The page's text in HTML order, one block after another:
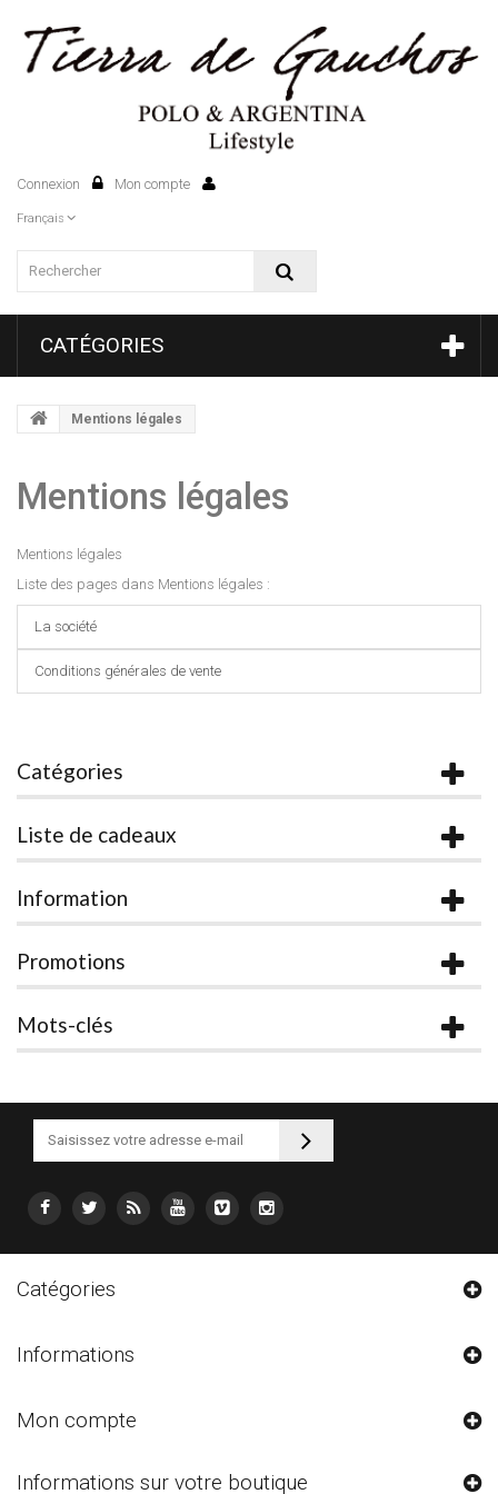
Connexion Mon compte
Français
CATÉGORIES
Mentions légales
Mentions légales
Mentions légales
Liste des pages dans Mentions légales :
La société
Conditions générales de vente
Catégories
Liste de cadeaux
Information
Promotions
Mots-clés
Catégories
Informations
Mon compte
Informations sur votre boutique